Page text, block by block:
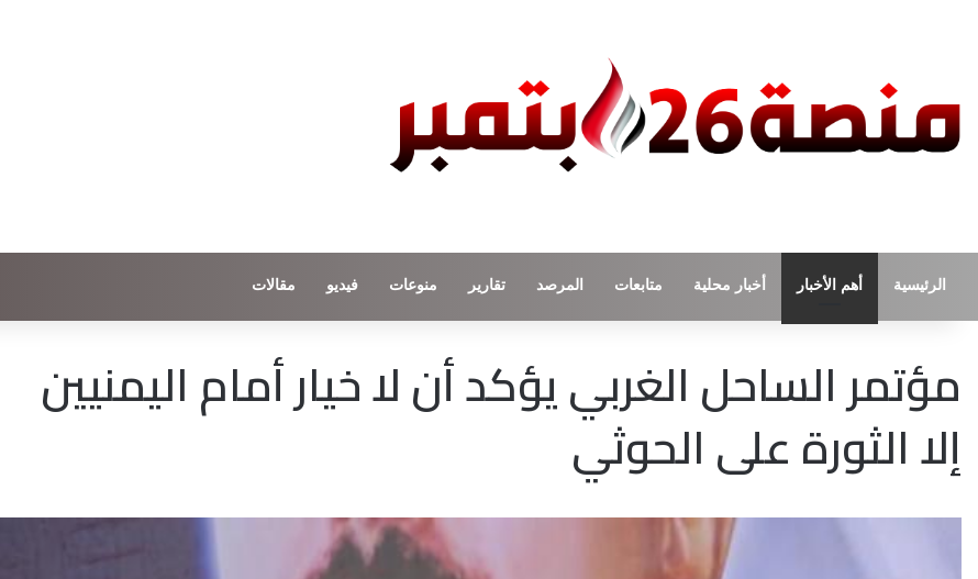
الرئيسية أهم الأخبار أخبار محلية متابعات المرصد تقارير منوعات فيديو مقالات
مؤتمر الساحل الغربي يؤكد أن لا خيار أمام اليمنيين
إلا الثورة على الحوثي